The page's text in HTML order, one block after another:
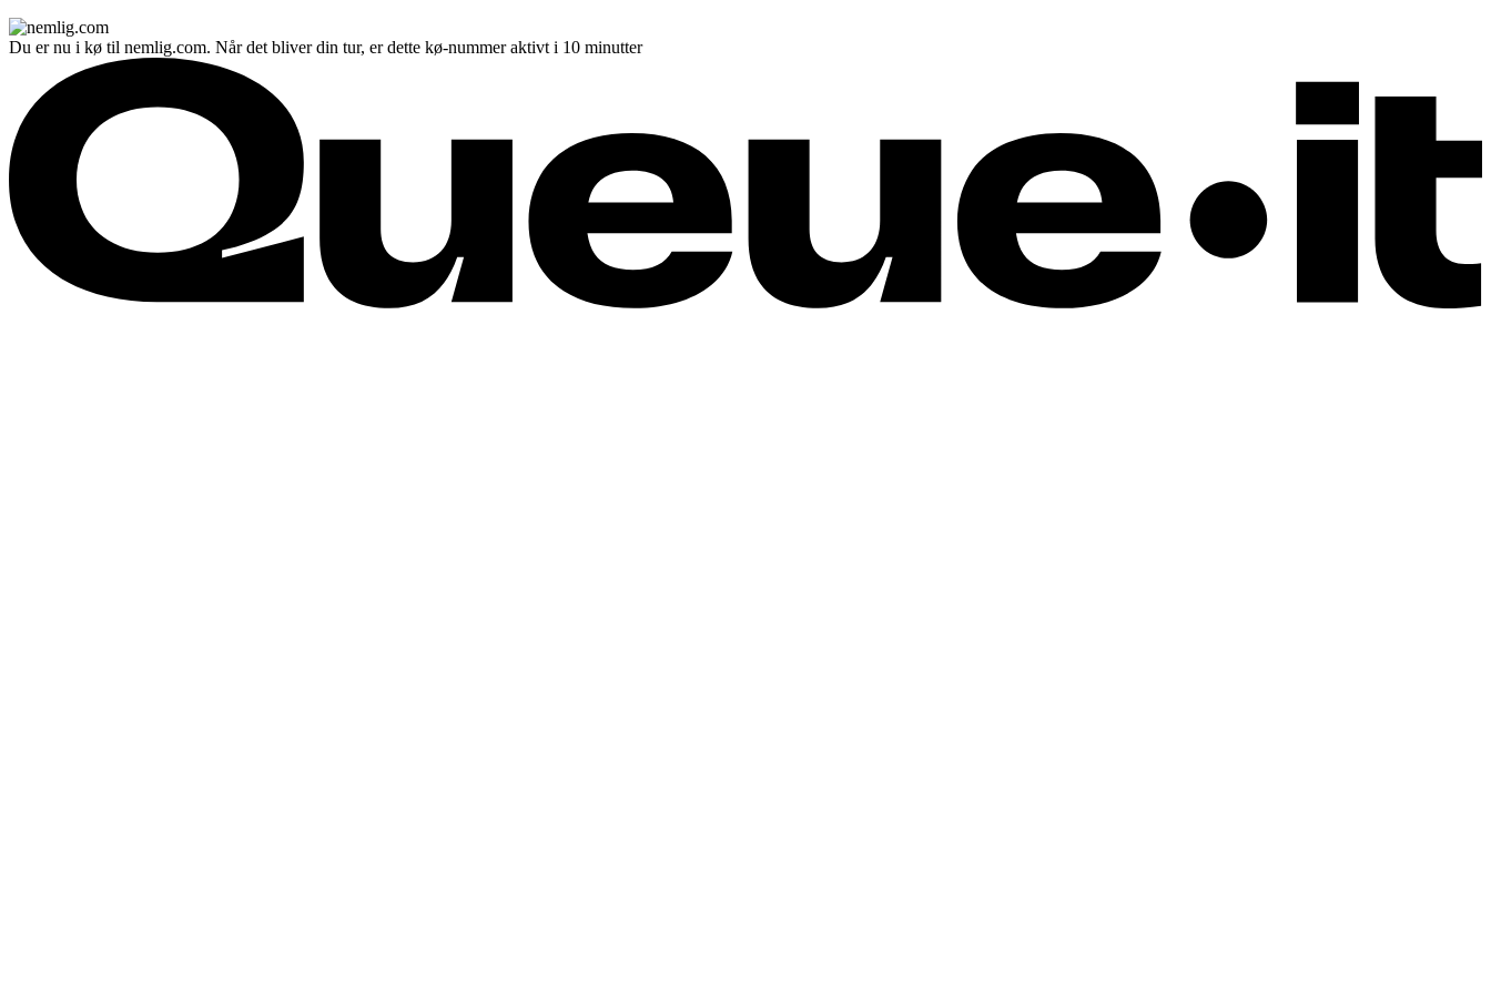
Du er nu i kø til nemlig.com. Når det bliver din tur, er dette kø-nummer aktivt i 10 minutter